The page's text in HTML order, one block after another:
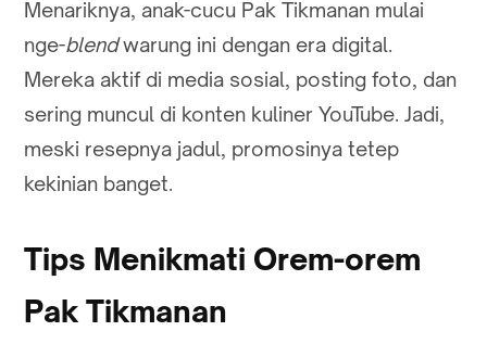
Menariknya, anak-cucu Pak Tikmanan mulai
nge-blendwarung ini dengan era digital.
Mereka aktif di media sosial, posting foto, dan
sering muncul di konten kuliner YouTube. Jadi,
meski resepnya jadul, promosinya tetep
kekinian banget.
Tips Menikmati Orem-orem
Pak Tikmanan